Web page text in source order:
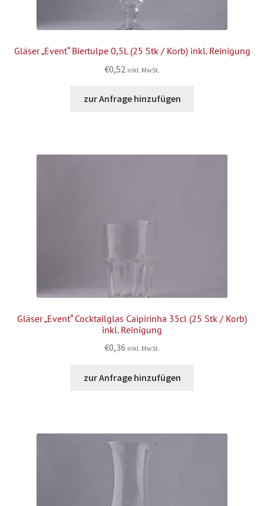
Gläser „Event“ Biertulpe 0,5L (25 Stk / Korb) inkl. Reinigung
€0,52 inkl. MwSt.
zur Anfrage hinzufügen
Gläser „Event“ Cocktailglas Caipirinha 35cl (25 Stk / Korb)
inkl. Reinigung
€0,36 inkl. MwSt.
zur Anfrage hinzufügen